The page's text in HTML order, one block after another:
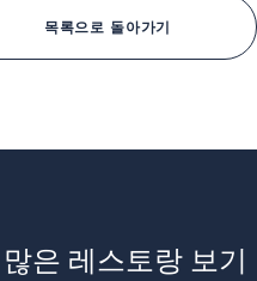
목록으로 돌아가기
은 레스토랑 보기